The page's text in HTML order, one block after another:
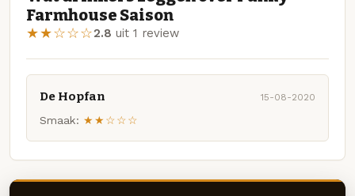
Farmhouse Saison
★★☆☆☆2.8 uit 1 review
De Hopfan 15-08-2020
Smaak: ★★☆☆☆